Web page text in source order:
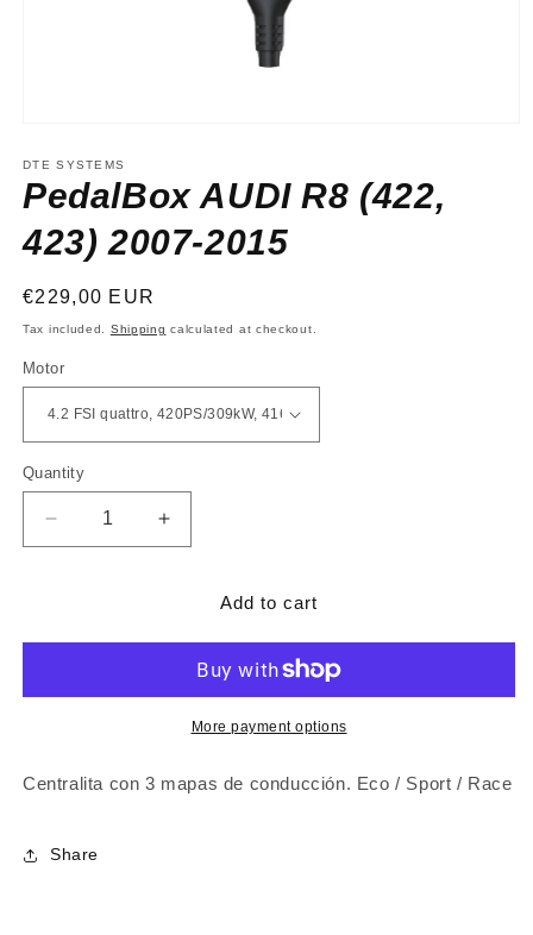
1
in
modal
DTE SYSTEMS
PedalBox AUDI R8 (422,
423) 2007-2015
Regular
price
€229,00 EUR
Tax included. Shipping calculated at checkout.
Motor
Quantity
Decrease
quantity
423)
Increase
quantity
PedalBox
(422,
423)
2007-
Add to cart
More payment options
Centralita con 3 mapas de conducción. Eco / Sport / Race
Share